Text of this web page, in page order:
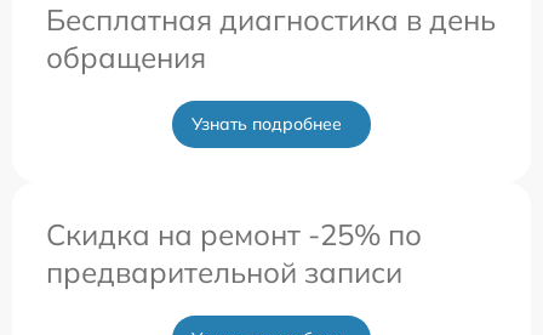
Бесплатная диагностика в день
обращения
Узнать подробнее
Скидка на ремонт -25% по
предварительной записи